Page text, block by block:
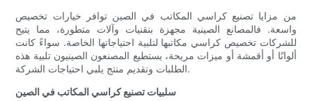
من مزايا تصنيع كراسي المكاتب في الصين توافر خيارات تخصيص
واسعة. فالمصانع الصينية مجهزة بتقنيات وآلات متطورة، مما يتيح
للشركات تخصيص كراسي مكاتبها لتلبية احتياجاتها الخاصة. سواءً كانت
ألوانًا أو أقمشة أو ميزات مريحة، يستطيع المصنعون الصينيون تلبية هذه
الطلبات وتقديم منتج يلبي احتياجات الشركة.
سلبيات تصنيع كراسي المكاتب في الصين